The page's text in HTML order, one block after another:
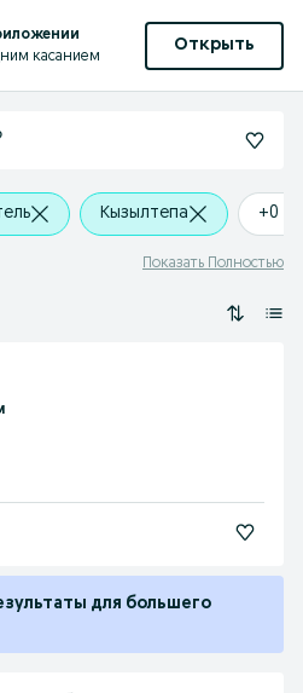
касанием
Открыть
Кызылтепа +0
Показать Полностью
для большего